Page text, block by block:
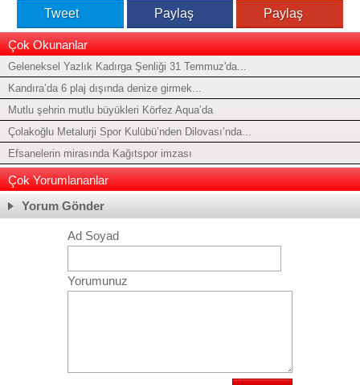
Tweet Paylaş Paylaş
Çok Okunanlar
Geleneksel Yazlık Kadırga Şenliği 31 Temmuz'da...
Kandıra’da 6 plaj dışında denize girmek...
Mutlu şehrin mutlu büyükleri Körfez Aqua’da
Çolakoğlu Metalurji Spor Kulübü’nden Dilovası’nda...
Efsanelerin mirasında Kağıtspor imzası
Çok Yorumlananlar
Yorum Gönder
Ad Soyad
Yorumunuz